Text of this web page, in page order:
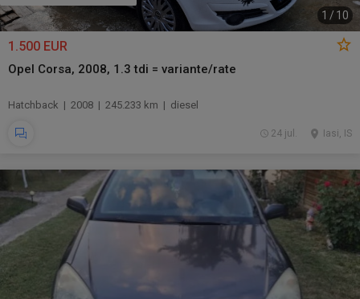
1 / 10
1.500 EUR
Opel Corsa, 2008, 1.3 tdi = variante/rate
Hatchback | 2008 | 245.233 km | diesel
Iasi, IS
24 jul.